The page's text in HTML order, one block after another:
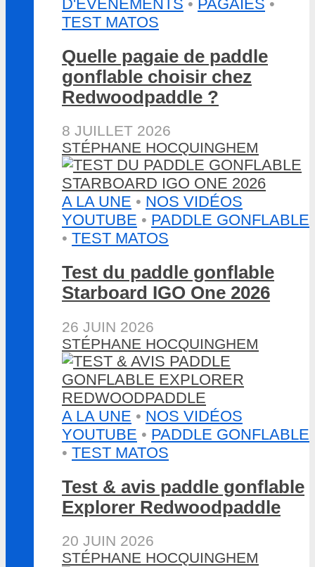
D'ÉVÈNEMENTS • PAGAIES •
TEST MATOS
Quelle pagaie de paddle
gonflable choisir chez
Redwoodpaddle ?
8 JUILLET 2026
STÉPHANE HOCQUINGHEM
A LA UNE • NOS VIDÉOS
YOUTUBE • PADDLE GONFLABLE
• TEST MATOS
Test du paddle gonflable
Starboard IGO One 2026
26 JUIN 2026
STÉPHANE HOCQUINGHEM
A LA UNE • NOS VIDÉOS
YOUTUBE • PADDLE GONFLABLE
• TEST MATOS
Test & avis paddle gonflable
Explorer Redwoodpaddle
20 JUIN 2026
STÉPHANE HOCQUINGHEM